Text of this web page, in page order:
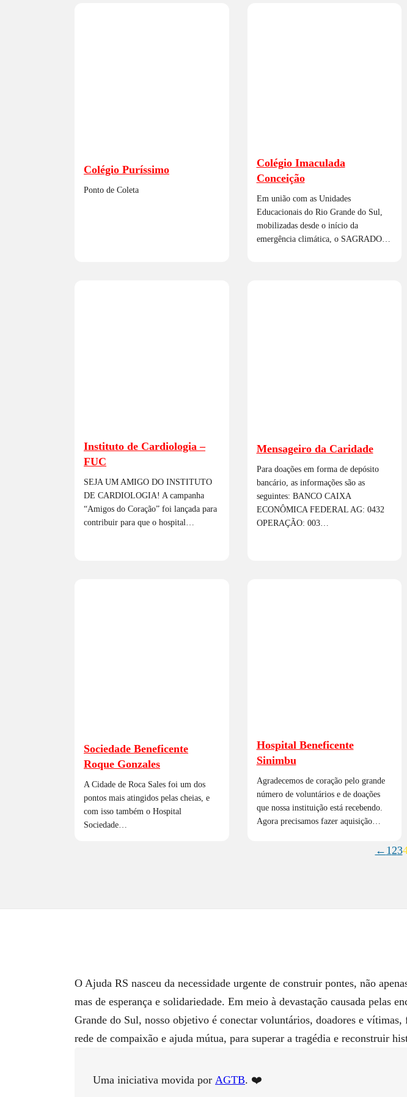
Colégio Puríssimo
Ponto de Coleta
Colégio Imaculada
Conceição
Em união com as Unidades
Educacionais do Rio Grande do Sul,
mobilizadas desde o início da
emergência climática, o SAGRADO…
Instituto de Cardiologia –
FUC
SEJA UM AMIGO DO INSTITUTO
DE CARDIOLOGIA! A campanha
“Amigos do Coração” foi lançada para
contribuir para que o hospital…
Mensageiro da Caridade
Para doações em forma de depósito
bancário, as informações são as
seguintes: BANCO CAIXA
ECONÔMICA FEDERAL AG: 0432
OPERAÇÃO: 003…
Sociedade Beneficente
Roque Gonzales
A Cidade de Roca Sales foi um dos
pontos mais atingidos pelas cheias, e
com isso também o Hospital
Sociedade…
Hospital Beneficente
Sinimbu
Agradecemos de coração pelo grande
número de voluntários e de doações
que nossa instituição está recebendo.
Agora precisamos fazer aquisição…
← 123
O Ajuda RS nasceu da necessidade urgente de construir pontes, não
mas de esperança e solidariedade. Em meio à devastação causada pelas
Grande do Sul, nosso objetivo é conectar voluntários, doadores e vítimas,
rede de compaixão e ajuda mútua, para superar a tragédia e reconstruir
Uma iniciativa movida por AGTB. ❤️